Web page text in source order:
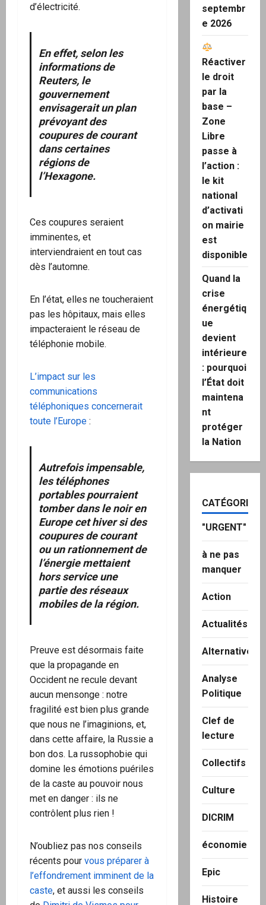
d’électricité.
En effet, selon les
informations de
Reuters, le
gouvernement
envisagerait un plan
prévoyant des
coupures de courant
dans certaines
régions de
l’Hexagone.
Ces coupures seraient
imminentes, et
interviendraient en tout cas
dès l’automne.
En l’état, elles ne toucheraient
pas les hôpitaux, mais elles
impacteraient le réseau de
téléphonie mobile.
L’impact sur les
communications
téléphoniques concernerait
toute l’Europe :
Autrefois impensable,
les téléphones
portables pourraient
tomber dans le noir en
Europe cet hiver si des
coupures de courant
ou un rationnement de
l’énergie mettaient
hors service une
partie des réseaux
mobiles de la région.
Preuve est désormais faite
que la propagande en
Occident ne recule devant
aucun mensonge : notre
fragilité est bien plus grande
que nous ne l’imaginions, et,
dans cette affaire, la Russie a
bon dos. La russophobie qui
domine les émotions puériles
de la caste au pouvoir nous
met en danger : ils ne
contrôlent plus rien !
N’oubliez pas nos conseils
récents pour vous préparer à
l’effondrement imminent de la
caste, et aussi les conseils
septembr
e 2026
Réactiver
le droit
par la
base –
Zone
Libre
passe à
l’action :
le kit
national
d’activati
on mairie
est
disponible
Quand la
crise
énergétiq
ue
devient
intérieure
: pourquoi
l’État doit
maintena
nt
protéger
la Nation
CATÉGORIES
"URGENT"
à ne pas
manquer
Action
Actualités
Alternatives
Analyse
Politique
Clef de
lecture
Collectifs
Culture
DICRIM
économie
Epic
Histoire